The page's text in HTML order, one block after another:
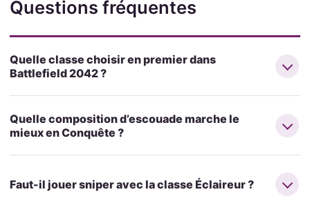
Questions fréquentes
Quelle classe choisir en premier dans
Battlefield 2042 ?
Quelle composition d’escouade marche le
mieux en Conquête ?
Faut-il jouer sniper avec la classe Éclaireur ?